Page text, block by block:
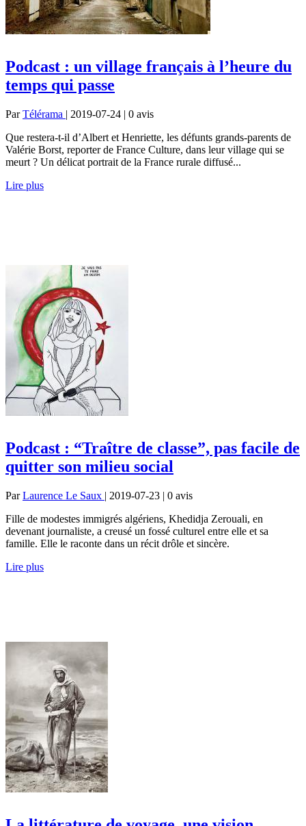
Podcast : un village français à l’heure du
temps qui passe
ParTélérama | 2019-07-24 | 0 avis
Que restera-t-il d’Albert et Henriette, les défunts grands-parents de
Valérie Borst, reporter de France Culture, dans leur village qui se
meurt ? Un délicat portrait de la France rurale diffusé...
Lire plus
Podcast : “Traître de classe”, pas facile de
quitter son milieu social
ParLaurence Le Saux | 2019-07-23 | 0 avis
Fille de modestes immigrés algériens, Khedidja Zerouali, en
devenant journaliste, a creusé un fossé culturel entre elle et sa
famille. Elle le raconte dans un récit drôle et sincère.
Lire plus